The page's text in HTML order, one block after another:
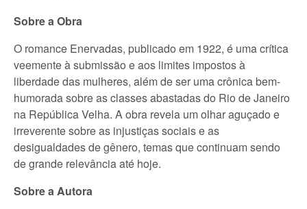
Sobre a Obra
O romance Enervadas, publicado em 1922, é uma crítica
veemente à submissão e aos limites impostos à
liberdade das mulheres, além de ser uma crônica bem-
humorada sobre as classes abastadas do Rio de Janeiro
na República Velha. A obra revela um olhar aguçado e
irreverente sobre as injustiças sociais e as
desigualdades de gênero, temas que continuam sendo
de grande relevância até hoje.
Sobre a Autora